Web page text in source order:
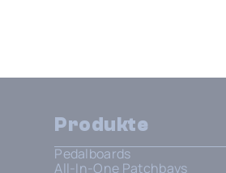
Produkte
Pedalboards
All-In-One Patchbays